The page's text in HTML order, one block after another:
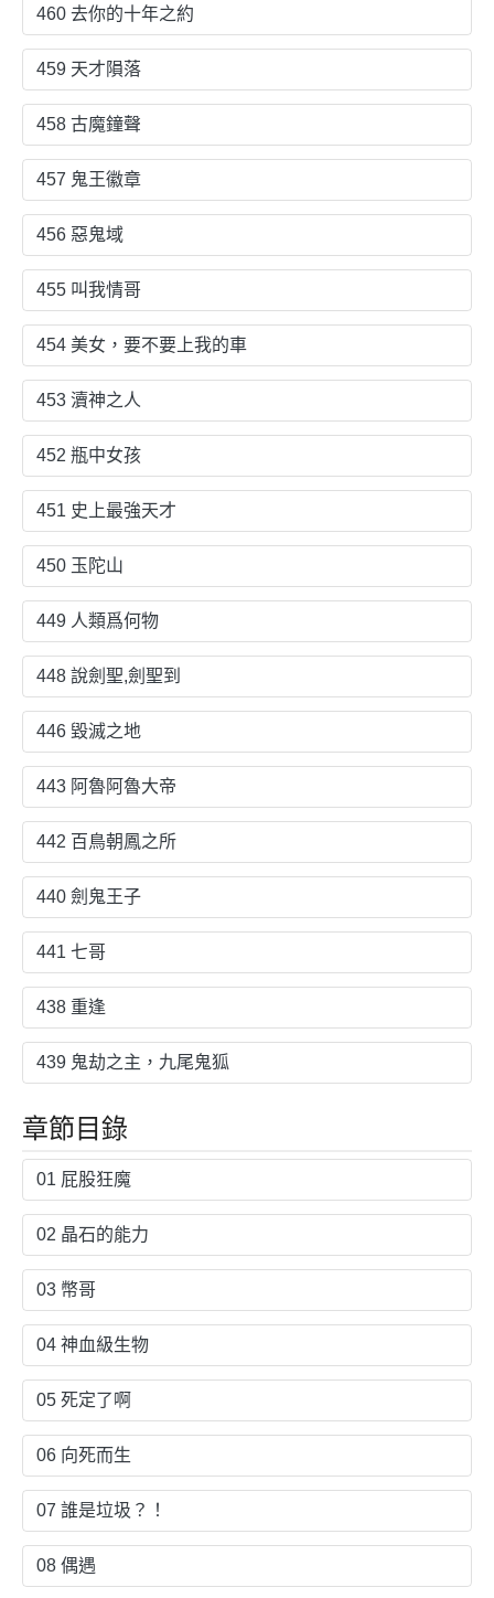
460 去你的十年之約
459 天才隕落
458 古魔鐘聲
457 鬼王徽章
456 惡鬼域
455 叫我情哥
454 美女，要不要上我的車
453 瀆神之人
452 瓶中女孩
451 史上最強天才
450 玉陀山
449 人類爲何物
448 說劍聖,劍聖到
446 毀滅之地
443 阿魯阿魯大帝
442 百鳥朝鳳之所
440 劍鬼王子
441 七哥
438 重逢
439 鬼劫之主，九尾鬼狐
章節目錄
01 屁股狂魔
02 晶石的能力
03 幣哥
04 神血級生物
05 死定了啊
06 向死而生
07 誰是垃圾？！
08 偶遇